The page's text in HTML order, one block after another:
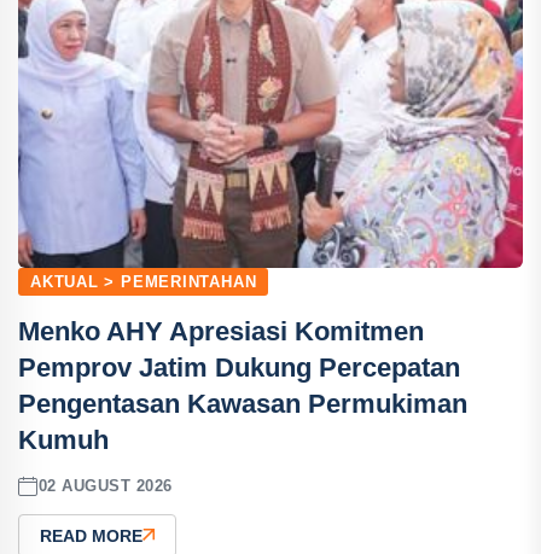
AKTUAL > PEMERINTAHAN
Menko AHY Apresiasi Komitmen
Pemprov Jatim Dukung Percepatan
Pengentasan Kawasan Permukiman
Kumuh
02 AUGUST 2026
READ MORE